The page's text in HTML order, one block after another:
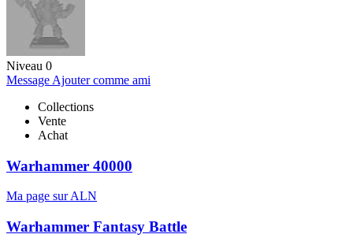
Niveau 0
Message Ajouter comme ami
Collections
Vente
Achat
Warhammer 40000
Ma page sur ALN
Warhammer Fantasy Battle